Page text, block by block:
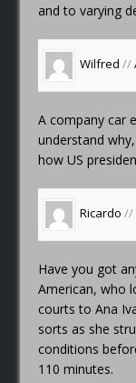
and to varying
Wilfred //
A company car
understand
how US
Ricardo //
Have you got
American, who
courts to Ana
sorts as she
conditions
110 minutes.